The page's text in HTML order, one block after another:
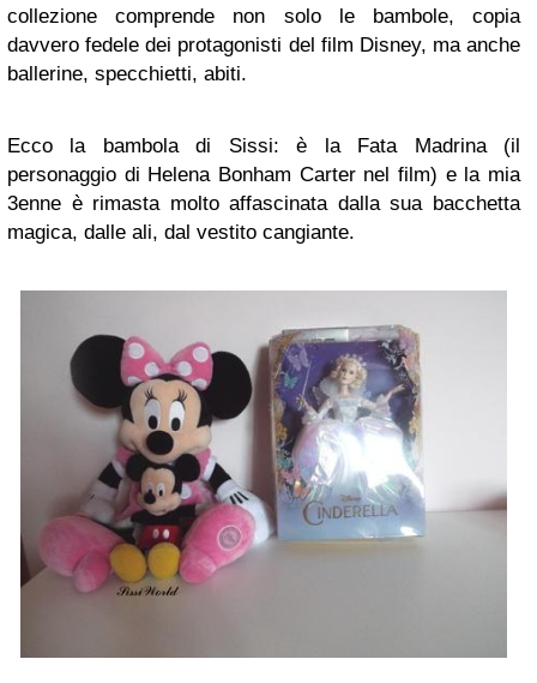
collezione comprende non solo le bambole, copia
davvero fedele dei protagonisti del film Disney, ma anche
ballerine, specchietti, abiti.
Ecco la bambola di Sissi: è la Fata Madrina (il
personaggio di Helena Bonham Carter nel film) e la mia
3enne è rimasta molto affascinata dalla sua bacchetta
magica, dalle ali, dal vestito cangiante.